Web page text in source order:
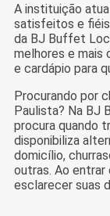
A instituição
satisfeitos e fiéis
da BJ Buffet
melhores e
e cardápio para
Procurando por
Paulista? Na BJ
procura quando
disponibiliza
domicílio,
outras. Ao
esclarecer suas